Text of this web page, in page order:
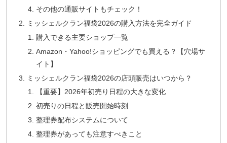
その他の通販サイトもチェック！
ミッシェルクラン福袋2026の購入方法を完全ガイド
購入できる主要ショップ一覧
Amazon・Yahoo!ショッピングでも買える？【穴場サ
イト】
ミッシェルクラン福袋2026の店頭販売はいつから？
【重要】2026年初売り日程の大きな変化
初売りの日程と販売開始時刻
整理券配布システムについて
整理券があっても注意すべきこと